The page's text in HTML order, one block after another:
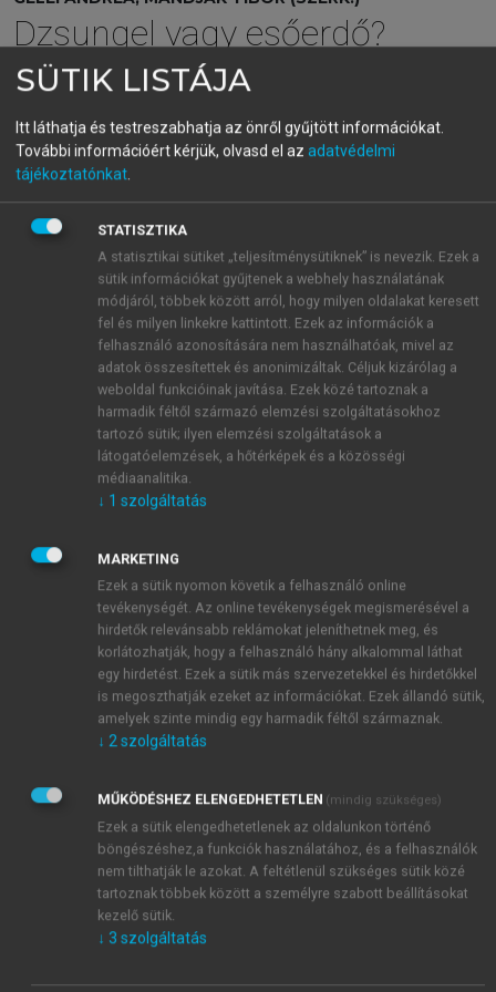
Dzsungel vagy esőerdő?
Az üzleti kapcsolatok hálózata
menu_book OLVASÁS
Interakció, szereplők és idő
A szereplők, mint azt már többször hangsúlyoztuk,
interaktív környezetben léteznek. A vállalatok
folyamatosan változnak mind az általuk végzett
tevékenységek, mind az általuk kontrollált
erőforrások tekintetében. Ezt a változást az
együttműködő felek hasonló változásai kísérik. Az
egyes szereplők fejlődése nem önálló, másoktól
függetleníthető folyamat, az mindig a másokkal
fenntartott interakciók között megy végbe. A
azt jelenti, hogy amennyiben egy szereplő szeretne
megküzdeni a problémáival, illetve ki kívánja
használni a lehetőségeit, akkor meg kell küzdenie
partnerei kihívásaival is. A közös fejlődés azonban
nem jelenti azt, hogy bármely két vállalat fejlődése
szükségképpen elvezet ahhoz, hogy a partnerek
közelebb kerüljenek egymáshoz; nem jelenti azt,
hogy a kapcsolatok szükségszerűen determinálnák a
erősítenék a kölcsönösséget. Épp ellenkezőleg! A
közös fejlődés többirányú folyamatként értelmezhető,
mely párhuzamosan két vagy több partner között
megy végbe, s melynek során az egyes szereplők
saját problémáikat, erőforrásaikat és
tevékenységeiket kapcsolják össze egymással.
Ekképpen a közös fejlődés ténylegesen sokszor nem
az egymáshoz való közeledéssel, hanem épp
SÜTIK LISTÁJA
Itt láthatja és testreszabhatja az önről gyűjtött információkat.
További információért kérjük, olvasd el az adatvédelmi
tájékoztatónkat
STATISZTIKA
A statisztikai sütiket „teljesítménysütiknek” is nevezik. Ezek a
sütik információkat gyűjtenek a webhely használatának
módjáról, többek között arról, hogy milyen oldalakat keresett
fel és milyen linkekre kattintott. Ezek az információk a
felhasználó azonosítására nem használhatóak, mivel az
adatok összesítettek és anonimizáltak. Céljuk kizárólag a
weboldal funkcióinak javítása. Ezek közé tartoznak a
harmadik féltől származó elemzési szolgáltatásokhoz
tartozó sütik; ilyen elemzési szolgáltatások a
látogatóelemzések, a hőtérképek és a közösségi
médiaanalitika.
↓ 1 szolgáltatás
MARKETING
Ezek a sütik nyomon követik a felhasználó online
tevékenységét. Az online tevékenységek megismerésével a
hirdetők relevánsabb reklámokat jeleníthetnek meg, és
korlátozhatják, hogy a felhasználó hány alkalommal láthat
egy hirdetést. Ezek a sütik más szervezetekkel és hirdetőkkel
is megoszthatják ezeket az információkat. Ezek állandó sütik,
amelyek szinte mindig egy harmadik féltől származnak.
↓ 2 szolgáltatás
MŰKÖDÉSHEZ ELENGEDHETETLEN (mindig szükséges)
Ezek a sütik elengedhetetlenek az oldalunkon történő
böngészéshez,a funkciók használatához, és a felhasználók
nem tilthatják le azokat. A feltétlenül szükséges sütik közé
tartoznak többek között a személyre szabott beállításokat
kezelő sütik.
↓ 3 szolgáltatás